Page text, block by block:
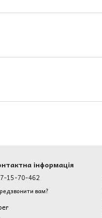
інформація
15-70-462
вам?